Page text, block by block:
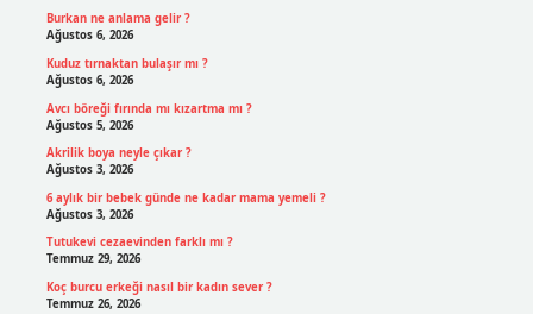
Burkan ne anlama gelir ?
Ağustos 6, 2026
Kuduz tırnaktan bulaşır mı ?
Ağustos 6, 2026
Avcı böreği fırında mı kızartma mı ?
Ağustos 5, 2026
Akrilik boya neyle çıkar ?
Ağustos 3, 2026
6 aylık bir bebek günde ne kadar mama yemeli ?
Ağustos 3, 2026
Tutukevi cezaevinden farklı mı ?
Temmuz 29, 2026
Koç burcu erkeği nasıl bir kadın sever ?
Temmuz 26, 2026